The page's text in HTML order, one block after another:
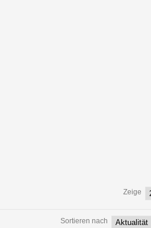
Zeige
Sortieren nach